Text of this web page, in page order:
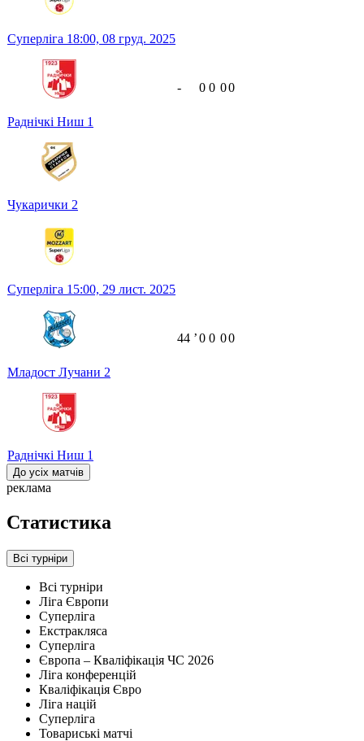
Суперліга 18:00, 08 груд. 2025
Раднічкі Ниш 1
Чукарички 2
- 0 0 00
Суперліга 15:00, 29 лист. 2025
Младост Лучани 2
Раднічкі Ниш 1
44 ʼ0 0 00
До усіх матчів
реклама
Статистика
Всі турніри
Всі турніри
Ліга Європи
Суперліга
Екстракляса
Суперліга
Європа – Кваліфікація ЧС 2026
Ліга конференцій
Кваліфікація Євро
Ліга націй
Суперліга
Товариські матчі